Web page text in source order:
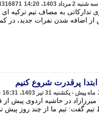
تدارکاتی به مصاف تیم ترکیه
از اضافه شدن نفرات جدید، در
ابتدا پرقدرت شروع کنیم
در حاشیه اردوی پیش از
تیم گفت: تیم ما از چند روز پیش